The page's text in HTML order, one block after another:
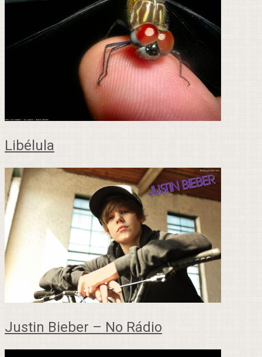
Libélula
Justin Bieber – No Rádio